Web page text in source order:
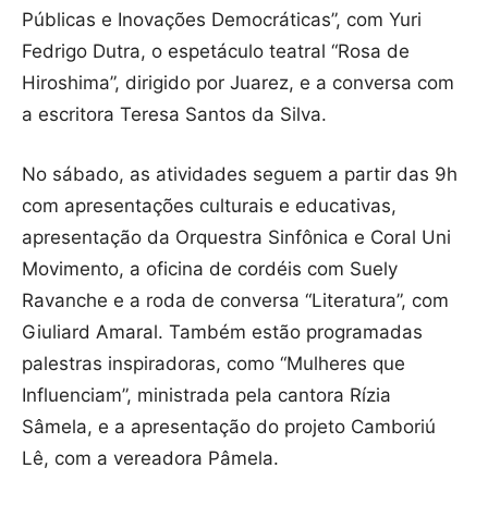
Públicas e Inovações Democráticas”, com Yuri
Fedrigo Dutra, o espetáculo teatral “Rosa de
Hiroshima”, dirigido por Juarez, e a conversa com
a escritora Teresa Santos da Silva.
No sábado, as atividades seguem a partir das 9h
com apresentações culturais e educativas,
apresentação da Orquestra Sinfônica e Coral Uni
Movimento, a oficina de cordéis com Suely
Ravanche e a roda de conversa “Literatura”, com
Giuliard Amaral. Também estão programadas
palestras inspiradoras, como “Mulheres que
Influenciam”, ministrada pela cantora Rízia
Sâmela, e a apresentação do projeto Camboriú
Lê, com a vereadora Pâmela.